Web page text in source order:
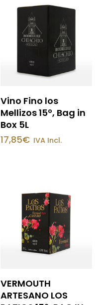
Vino Fino los
Mellizos 15º, Bag in
Box 5L
17,85€ IVA Incl.
VERMOUTH
ARTESANO LOS